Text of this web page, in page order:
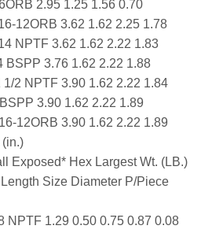
2.95 1.25 1.56 0.70
12ORB 3.62 1.62 2.25 1.78
NPTF 3.62 1.62 2.22 1.83
BSPP 3.76 1.62 2.22 1.88
2 NPTF 3.90 1.62 2.22 1.84
3.90 1.62 2.22 1.89
12ORB 3.90 1.62 2.22 1.89
Exposed* Hex Largest Wt. (LB.)
Size Diameter P/Piece
NPTF 1.29 0.50 0.75 0.87 0.08